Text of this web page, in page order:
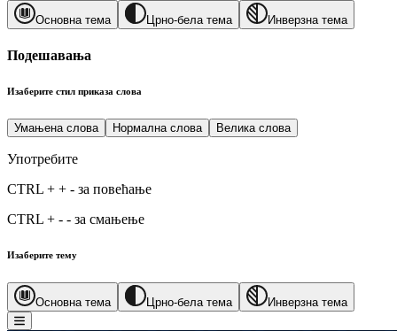
Основна тема Црно-бела тема Инверзна тема
Подешавања
Изаберите стил приказа слова
Умањена слова Нормална слова Велика слова
Употребите
CTRL + + - за повећање
CTRL + - - за смањење
Изаберите тему
Основна тема Црно-бела тема Инверзна тема